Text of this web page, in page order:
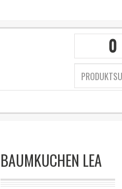
0
BAUMKUCHEN LEA